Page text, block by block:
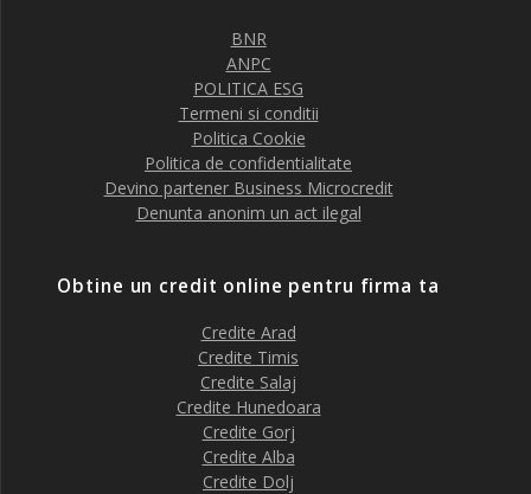
BNR
ANPC
POLITICA ESG
Termeni si conditii
Politica Cookie
Politica de confidentialitate
Devino partener Business Microcredit
Denunta anonim un act ilegal
Obtine un credit online pentru firma ta
Credite Arad
Credite Timis
Credite Salaj
Credite Hunedoara
Credite Gorj
Credite Alba
Credite Dolj